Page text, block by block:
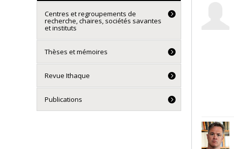
Centres et regroupements de
recherche, chaires, sociétés savantes
et instituts
Thèses et mémoires
Revue Ithaque
Publications